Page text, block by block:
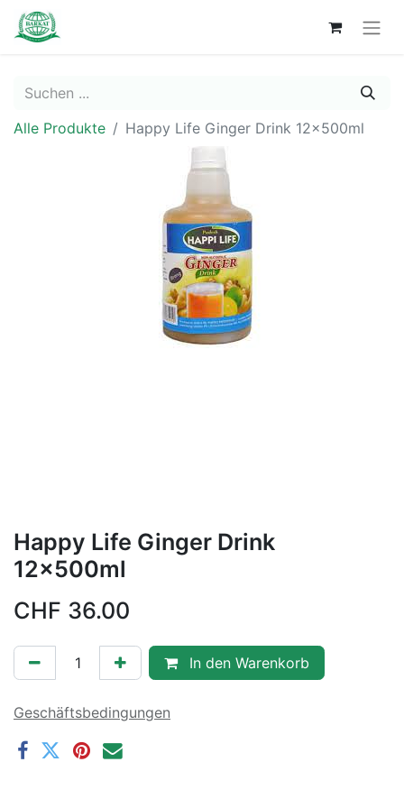
Alle Produkte Happy Life Ginger Drink 12x500ml
Happy Life Ginger Drink
12x500ml
CHF 36.00
In den Warenkorb
Geschäftsbedingungen